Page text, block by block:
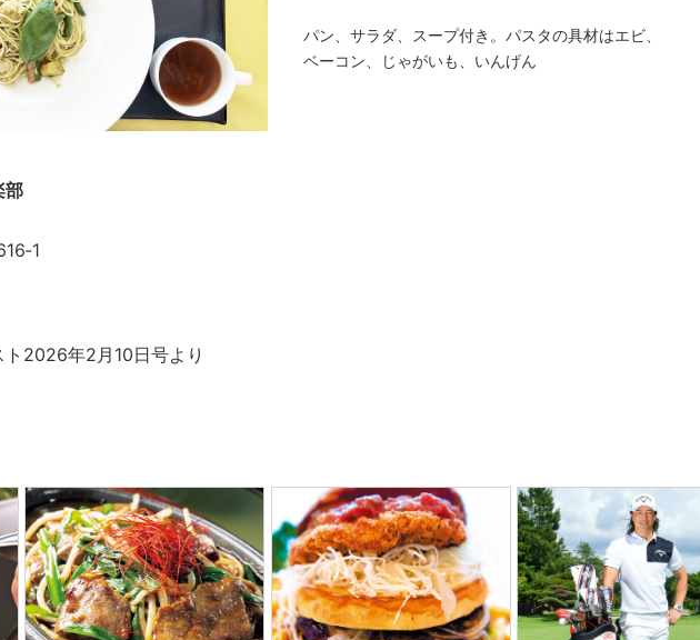
パン、サラダ、スープ付き。パスタの具材はエビ、
ベーコン、じゃがいも、いんげん
部
2026年2月10日号より